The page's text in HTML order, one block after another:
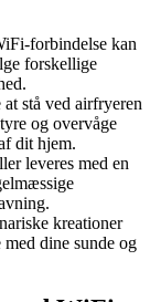
forbindelse kan
forskellige
stå ved airfryeren
og overvåge
dit hjem.
leveres med en
kreationer
dine sunde og